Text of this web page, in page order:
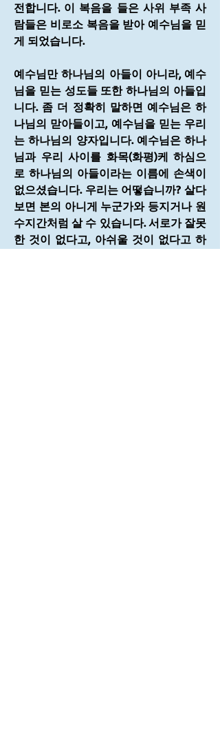
전합니다. 이 복음을 들은 사위 부족 사
람들은 비로소 복음을 받아 예수님을 믿
게 되었습니다.
예수님만 하나님의 아들이 아니라, 예수
님을 믿는 성도들 또한 하나님의 아들입
니다. 좀 더 정확히 말하면 예수님은 하
나님의 맏아들이고, 예수님을 믿는 우리
는 하나님의 양자입니다. 예수님은 하나
님과 우리 사이를 화목(화평)케 하심으
로 하나님의 아들이라는 이름에 손색이
없으셨습니다. 우리는 어떻습니까? 살다
보면 본의 아니게 누군가와 등지거나 원
수지간처럼 살 수 있습니다. 서로가 잘못
한 것이 없다고, 아쉬울 것이 없다고 하